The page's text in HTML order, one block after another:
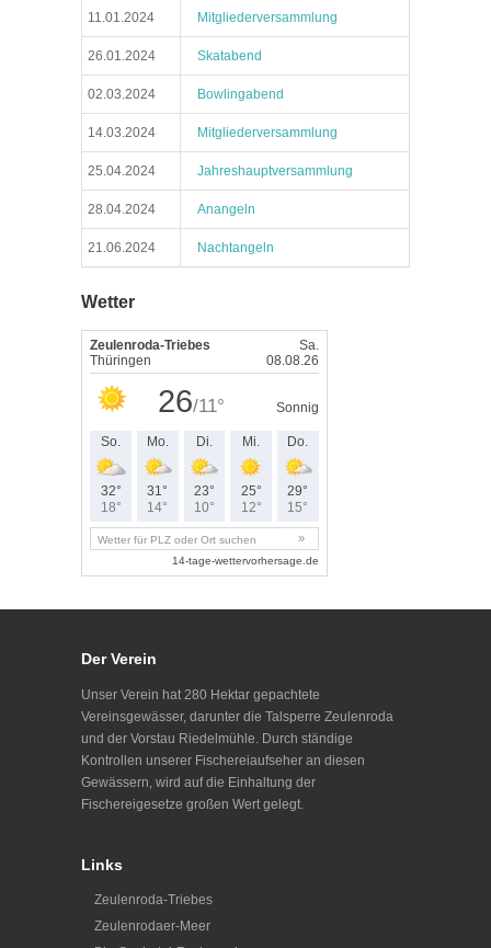
11.01.2024 Mitgliederversammlung
26.01.2024 Skatabend
02.03.2024 Bowlingabend
14.03.2024 Mitgliederversammlung
25.04.2024 Jahreshauptversammlung
28.04.2024 Anangeln
21.06.2024 Nachtangeln
Wetter
Der Verein
Unser Verein hat 280 Hektar gepachtete
Vereinsgewässer, darunter die Talsperre Zeulenroda
und der Vorstau Riedelmühle. Durch ständige
Kontrollen unserer Fischereiaufseher an diesen
Gewässern, wird auf die Einhaltung der
Fischereigesetze großen Wert gelegt.
Links
Zeulenroda-Triebes
Zeulenrodaer-Meer